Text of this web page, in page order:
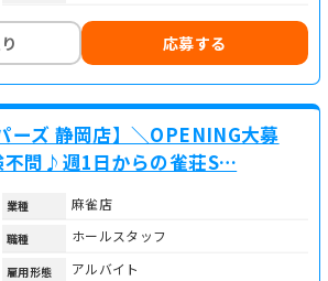
応募する
ーズ 静岡店】＼OPENING大募
問♪週1日からの雀荘S…
業種 麻雀店
職種 ホールスタッフ
雇用形態 アルバイト